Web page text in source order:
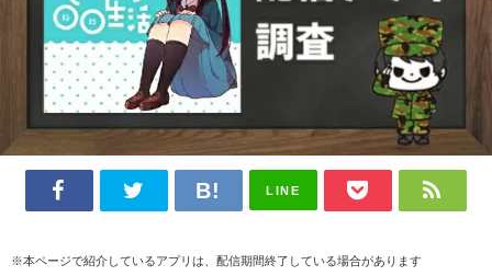
LINE
※本ページで紹介しているアプリは、配信期間終了している場合があります